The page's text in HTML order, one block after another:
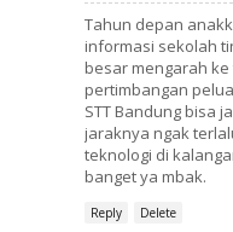
Tahun depan
informasi sekolah
besar mengarah
pertimbangan
STT Bandung bisa
jaraknya ngak
teknologi di
banget ya mbak.
Reply Delete